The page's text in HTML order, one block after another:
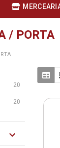
/ PORTA
20
20